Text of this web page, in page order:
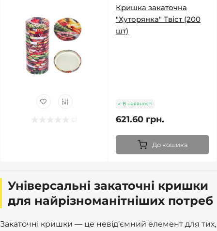
Кришка закаточна
"Хуторянка" Твіст (200
шт)
В наявності
621.60 грн.
До кошика
Універсальні закаточні кришки
для найрізноманітніших потреб
Закаточні кришки — це невід’ємний елемент для тих,